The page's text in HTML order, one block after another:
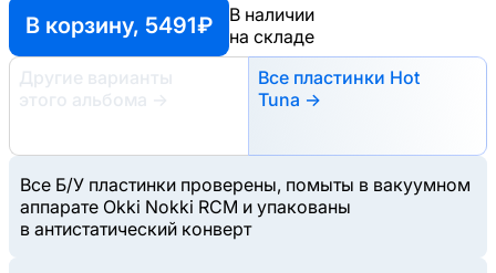
В корзину, 5491 ₽
В наличии
на складе
Другие варианты
этого альбома
→
Все пластинки Hot
Tuna →
Все Б/У пластинки проверены, помыты в вакуумном
аппарате Okki Nokki RCM и упакованы
в антистатический конверт